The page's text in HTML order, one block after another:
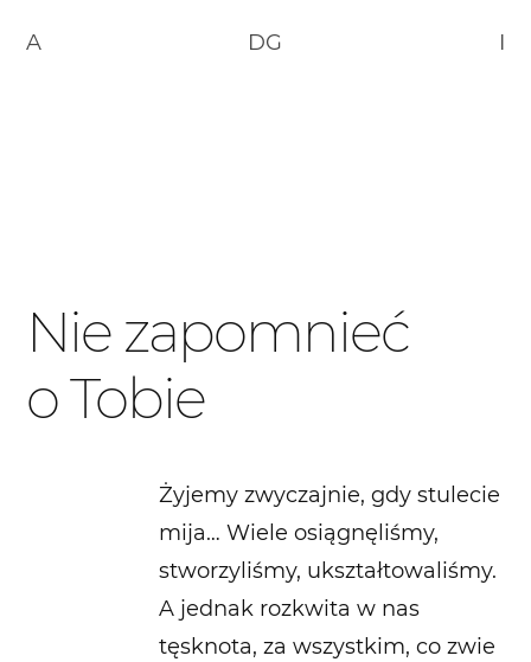
A DG I
Nie zapomnieć
o Tobie
Żyjemy zwyczajnie, gdy stulecie
mija… Wiele osiągnęliśmy,
stworzyliśmy, ukształtowaliśmy.
A jednak rozkwita w nas
tęsknota, za wszystkim, co zwie